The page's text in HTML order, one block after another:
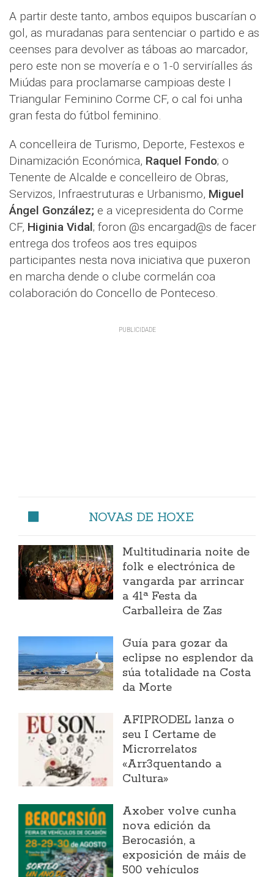
A partir deste tanto, ambos equipos buscarían o
gol, as muradanas para sentenciar o partido e as
ceenses para devolver as táboas ao marcador,
pero este non se movería e o 1-0 serviríalles ás
Miúdas para proclamarse campioas deste I
Triangular Feminino Corme CF, o cal foi unha
gran festa do fútbol feminino.
A concelleira de Turismo, Deporte, Festexos e
Dinamización Económica, Raquel Fondo; o
Tenente de Alcalde e concelleiro de Obras,
Servizos, Infraestruturas e Urbanismo, Miguel
Ángel González; e a vicepresidenta do Corme
CF, Higinia Vidal; foron @s encargad@s de facer
entrega dos trofeos aos tres equipos
participantes nesta nova iniciativa que puxeron
en marcha dende o clube cormelán coa
colaboración do Concello de Ponteceso.
NOVAS DE HOXE
Multitudinaria noite de
folk e electrónica de
vangarda par arrincar
a 41ª Festa da
Carballeira de Zas
Guía para gozar da
eclipse no esplendor da
súa totalidade na Costa
da Morte
AFIPRODEL lanza o
seu I Certame de
Microrrelatos
«Arr3quentando a
Cultura»
Axober volve cunha
nova edición da
Berocasión, a
exposición de máis de
500 vehículos